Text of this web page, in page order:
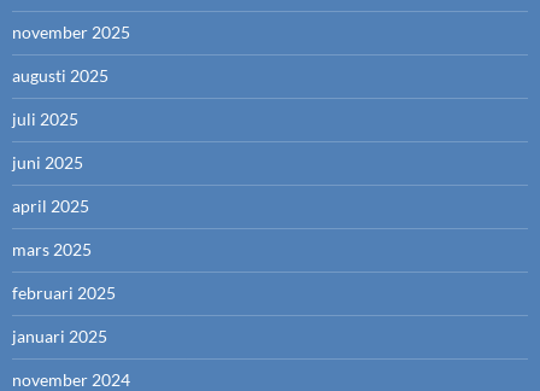
november 2025
augusti 2025
juli 2025
juni 2025
april 2025
mars 2025
februari 2025
januari 2025
november 2024